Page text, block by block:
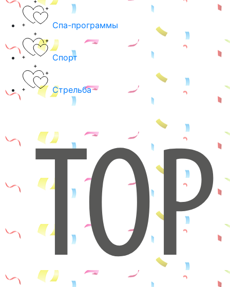
Спа-программы
Спорт
Стрельба